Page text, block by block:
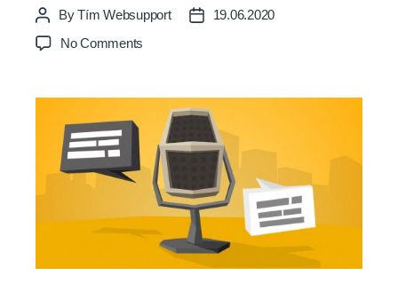
Post
author
ByTím Websupport
Post19.06.2020
No Comments
obsah
dnes
predáva?